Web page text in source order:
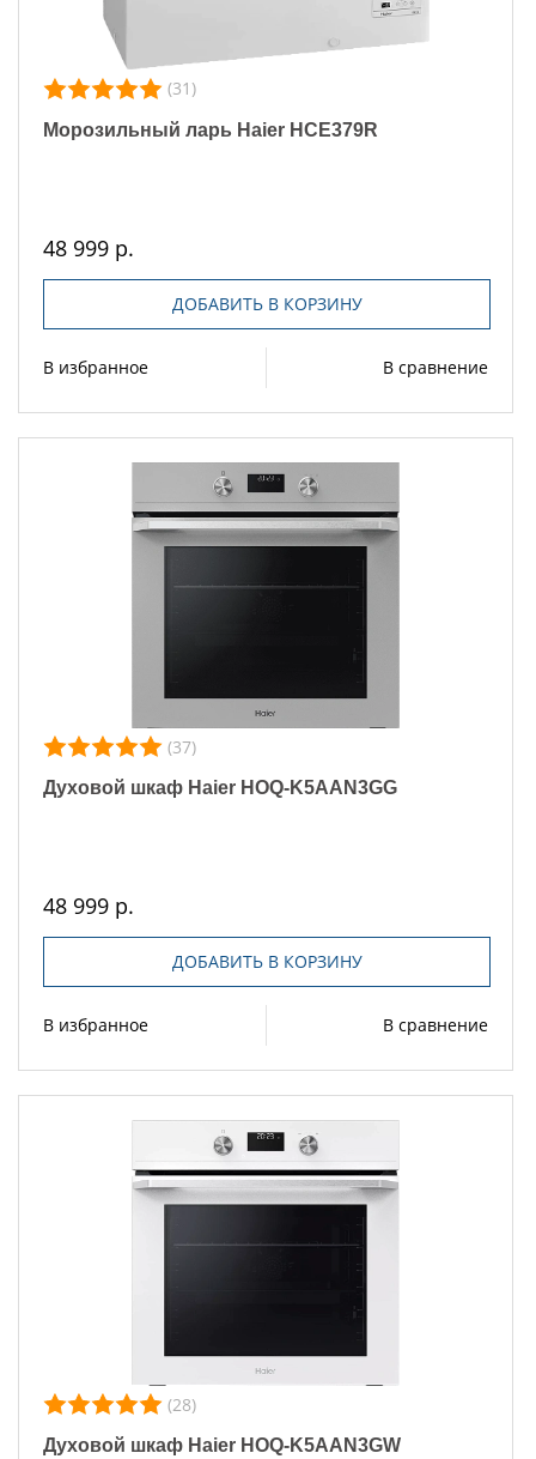
(31)
Морозильный ларь Haier HCE379R
48 999 р.
ДОБАВИТЬ В КОРЗИНУ
В избранное В сравнение
(37)
Духовой шкаф Haier HOQ-K5AAN3GG
48 999 р.
ДОБАВИТЬ В КОРЗИНУ
В избранное В сравнение
(28)
Духовой шкаф Haier HOQ-K5AAN3GW